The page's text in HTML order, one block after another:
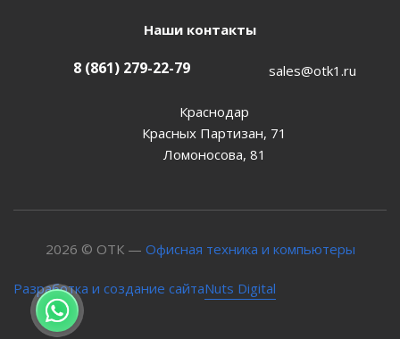
Наши контакты
8 (861) 279-22-79 sales@otk1.ru
Краснодар
Красных Партизан, 71
Ломоносова, 81
2026 © ОТК — Офисная техника и компьютеры
Разработка и создание сайтаNuts Digital